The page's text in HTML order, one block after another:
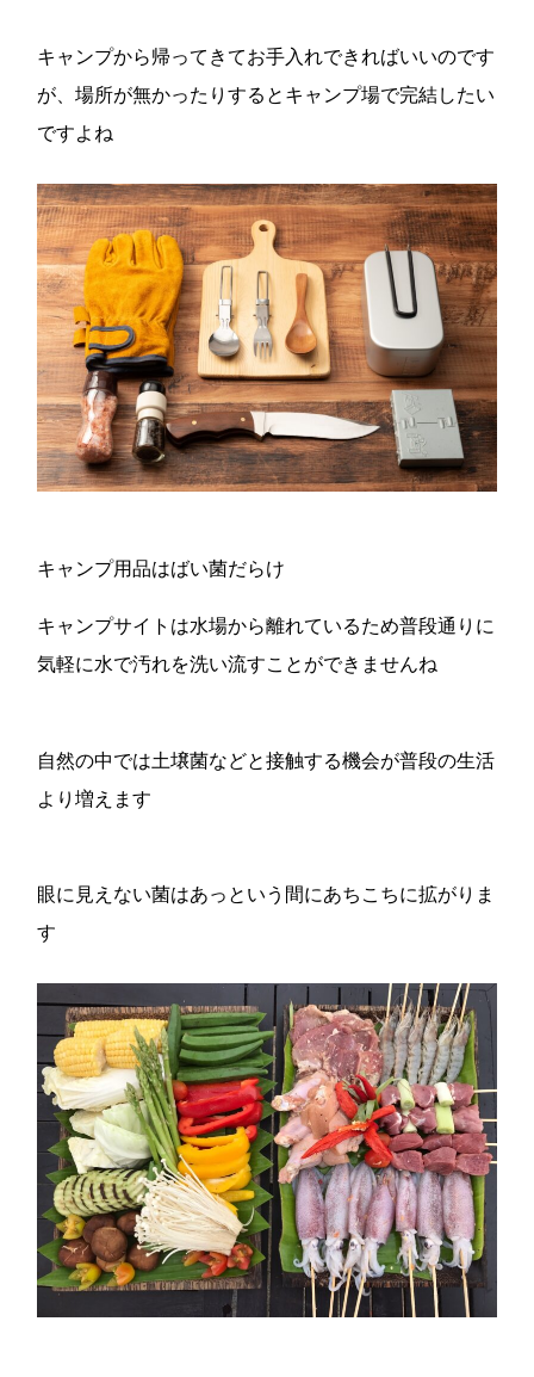
キャンプから帰ってきてお手入れできればいいのです
が、場所が無かったりするとキャンプ場で完結したい
ですよね
キャンプ用品はばい菌だらけ
キャンプサイトは水場から離れているため普段通りに
気軽に水で汚れを洗い流すことができませんね
自然の中では土壌菌などと接触する機会が普段の生活
より増えます
眼に見えない菌はあっという間にあちこちに拡がりま
す